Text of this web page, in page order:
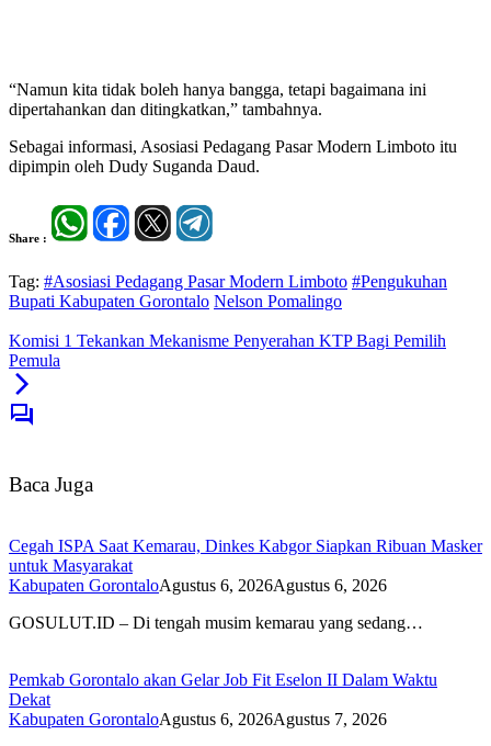
“Namun kita tidak boleh hanya bangga, tetapi bagaimana ini
dipertahankan dan ditingkatkan,” tambahnya.
Sebagai informasi, Asosiasi Pedagang Pasar Modern Limboto itu
dipimpin oleh Dudy Suganda Daud.
Share :
Tag: #Asosiasi Pedagang Pasar Modern Limboto #Pengukuhan
Bupati Kabupaten Gorontalo Nelson Pomalingo
Komisi 1 Tekankan Mekanisme Penyerahan KTP Bagi Pemilih
Pemula
Baca Juga
Cegah ISPA Saat Kemarau, Dinkes Kabgor Siapkan Ribuan Masker
untuk Masyarakat
Kabupaten GorontaloAgustus 6, 2026Agustus 6, 2026
GOSULUT.ID – Di tengah musim kemarau yang sedang…
Pemkab Gorontalo akan Gelar Job Fit Eselon II Dalam Waktu
Dekat
Kabupaten GorontaloAgustus 6, 2026Agustus 7, 2026